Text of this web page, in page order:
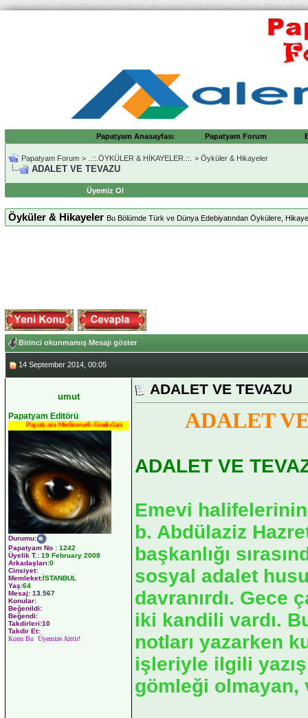
Papatyam Anasayfası Papatyam Forum
Papatyam Forum > ..::.ÖYKÜLER & HİKAYELER.::. > Öyküler & Hikayeler
ADALET VE TEVAZU
Üyemiz Ol
Öyküler & Hikayeler Bu Bölümde Türk ve Dünya Edebiyatından Öykülere,
Birinci okunmamış Mesajı göster
14 September 2014, 00:05
umut
Papatyam Editörü
Papatyam Medineweb Emekdarı
Durumu:
Papatyam No : 1242
Üyelik T.: 19 February 2008
Arkadaşları:0
Cinsiyet:
Memleket:İSTANBUL
Yaş:64
Mesaj: 13.567
Konular:
Beğenildi:
Beğendi:
Takdirleri:10
Takdir Et:
Konu Bu Üyemize Aittir!
ADALET VE TEVAZU
ADALET
ADALET VE
Emevi
b. Abdülaziz
başkanlığı
sosyal adalet
davranırdı. Gece
iki kandili vardı.
notları yazarken
işleriyle ilgili
gömleği olmayan,